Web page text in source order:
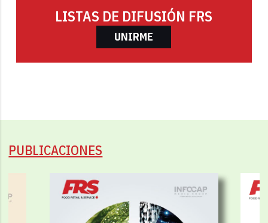
LISTAS DE DIFUSIÓN FRS
UNIRME
PUBLICACIONES